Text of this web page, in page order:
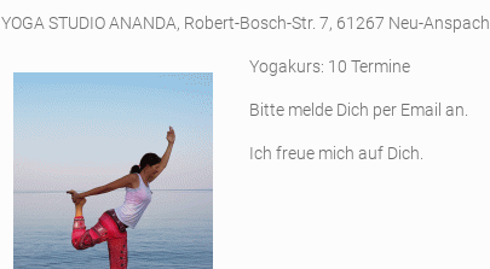
YOGA STUDIO ANANDA, Robert-Bosch-Str. 7, 61267 Neu-Anspach
Yogakurs: 10 Termine
Bitte melde Dich per Email an.
Ich freue mich auf Dich.